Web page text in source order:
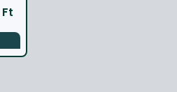
Ft